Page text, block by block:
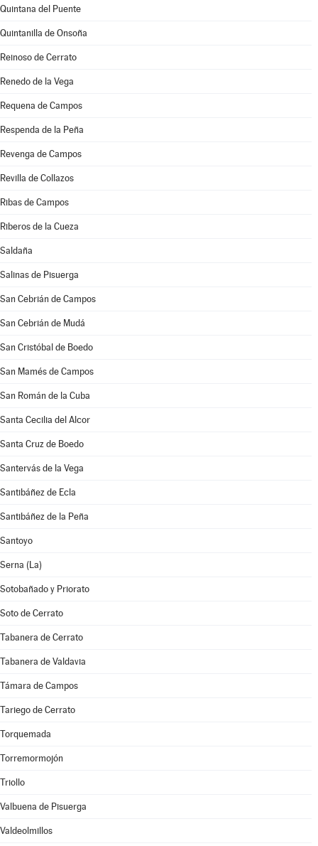
Quintana del Puente
Quintanilla de Onsoña
Reinoso de Cerrato
Renedo de la Vega
Requena de Campos
Respenda de la Peña
Revenga de Campos
Revilla de Collazos
Ribas de Campos
Riberos de la Cueza
Saldaña
Salinas de Pisuerga
San Cebrián de Campos
San Cebrián de Mudá
San Cristóbal de Boedo
San Mamés de Campos
San Román de la Cuba
Santa Cecilia del Alcor
Santa Cruz de Boedo
Santervás de la Vega
Santibáñez de Ecla
Santibáñez de la Peña
Santoyo
Serna (La)
Sotobañado y Priorato
Soto de Cerrato
Tabanera de Cerrato
Tabanera de Valdavia
Támara de Campos
Tariego de Cerrato
Torquemada
Torremormojón
Triollo
Valbuena de Pisuerga
Valdeolmillos